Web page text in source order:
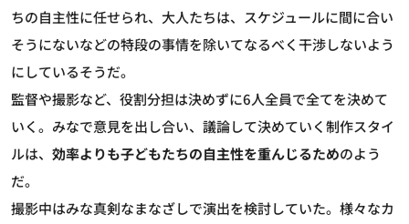
ちの自主性に任せられ、大人たちは、スケジュールに間に合い
そうにないなどの特段の事情を除いてなるべく干渉しないよう
にしているそうだ。
監督や撮影など、役割分担は決めずに6人全員で全てを決めて
いく。みなで意見を出し合い、議論して決めていく制作スタイ
ルは、 効率よりも子どもたちの自主性を重んじるためのよう
だ。
撮影中はみな真剣なまなざしで演出を検討していた。様々なカ